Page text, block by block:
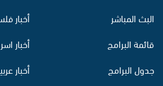
البث المباشر
قائمة البرامج
جدول البرامج
أخبار
أخبار
أخبار